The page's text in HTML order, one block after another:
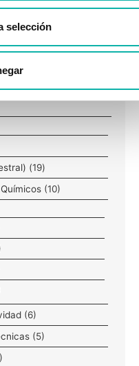
selección
(19)
(10)
(6)
(5)